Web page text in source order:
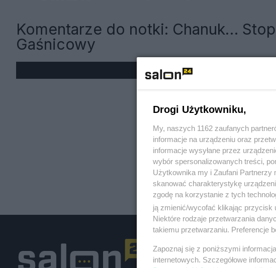
Komentarze do notki: Chanuk…
Gaśnicowy
Polityka
PiS
Drogi Użytkowniku,
My, naszych 1162 zaufanych
informacje na urządzeniu oraz
informacje wysyłane przez
wybór spersonalizowanych treści,
Użytkownika my i Zaufani Partnerzy
skanować charakterystykę
zgodę na korzystanie z tych
ją zmienić/wycofać klikając przycisk
Niektóre rodzaje przetwarzania
takiemu przetwarzaniu. Preferencje
Zapoznaj się z poniższymi
internetowych. Szczegółowe